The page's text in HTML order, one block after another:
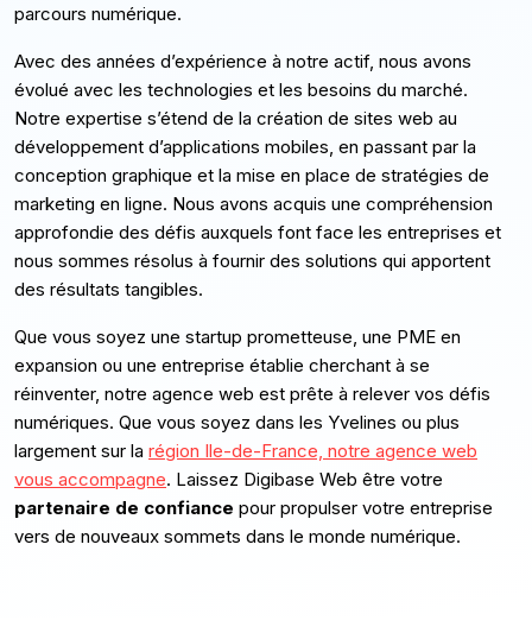
parcours numérique.
Avec des années d’expérience à notre actif, nous avons
évolué avec les technologies et les besoins du marché.
Notre expertise s’étend de la création de sites web au
développement d’applications mobiles, en passant par la
conception graphique et la mise en place de stratégies de
marketing en ligne. Nous avons acquis une compréhension
approfondie des défis auxquels font face les entreprises et
nous sommes résolus à fournir des solutions qui apportent
des résultats tangibles.
Que vous soyez une startup prometteuse, une PME en
expansion ou une entreprise établie cherchant à se
réinventer, notre agence web est prête à relever vos défis
numériques. Que vous soyez dans les Yvelines ou plus
largement sur la région Ile-de-France, notre agence web
vous accompagne. Laissez Digibase Web être votre
partenaire de confiance pour propulser votre entreprise
vers de nouveaux sommets dans le monde numérique.